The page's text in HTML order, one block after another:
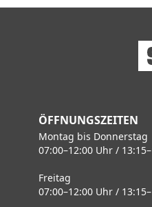
ÖFFNUNGSZEITEN
Montag bis Donnerstag
07:00–12:00 Uhr /
Freitag
07:00–12:00 Uhr /